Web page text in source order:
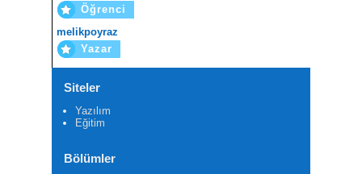
Öğrenci
melikpoyraz
Yazar
Siteler
Yazılım
Eğitim
Bölümler